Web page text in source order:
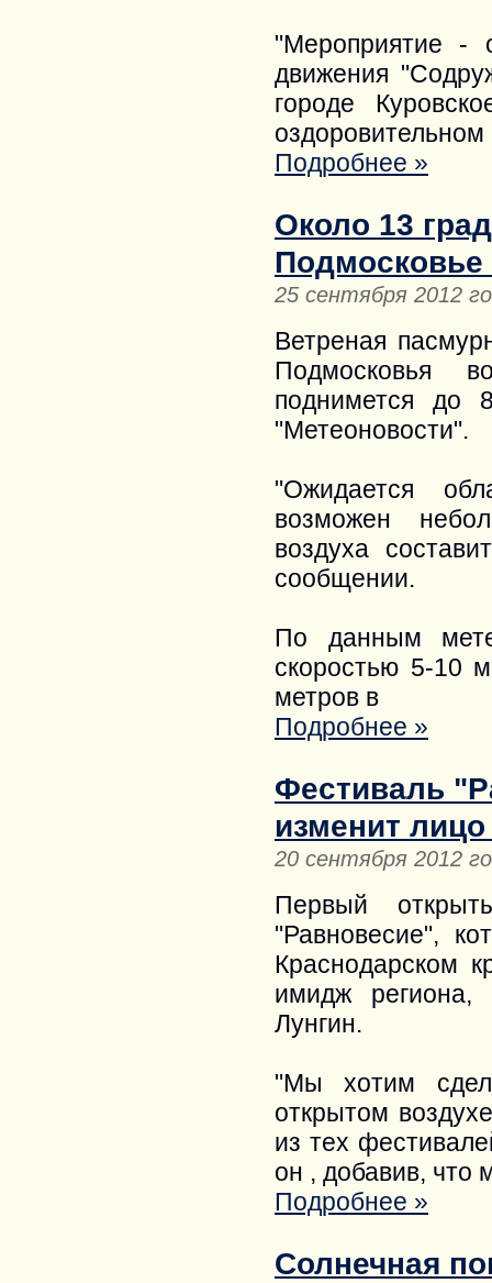
"Мероприятие -
движения
городе
оздоровительном
Подробнее »
Около 13
Подмосковье
25 сентября 2012
Ветреная
Подмосковья
поднимется до
"Метеоновости".
"Ожидается
возможен
воздуха
сообщении.
По данным
скоростью 5-10
метров в
Подробнее »
Фестиваль
изменит
20 сентября 2012
Первый
"Равновесие",
Краснодарском
имидж региона,
Лунгин.
"Мы хотим
открытом
из тех
он , добавив, что
Подробнее »
Солнечная